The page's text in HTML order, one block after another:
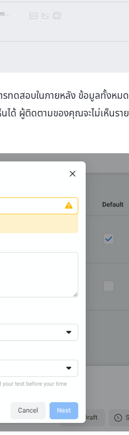
รทดสอบในภายหลัง ข้อมูลทั้งหมด
ได้ ผู้ติดตามของคุณจะไม่เห็นราย